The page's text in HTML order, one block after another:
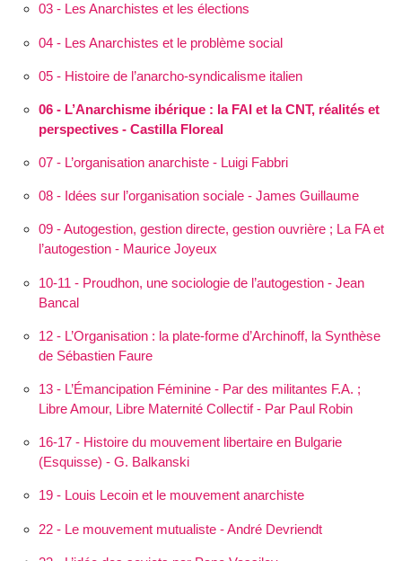
03 - Les Anarchistes et les élections
04 - Les Anarchistes et le problème social
05 - Histoire de l’anarcho-syndicalisme italien
06 - L’Anarchisme ibérique : la FAI et la CNT, réalités et
perspectives - Castilla Floreal
07 - L’organisation anarchiste - Luigi Fabbri
08 - Idées sur l’organisation sociale - James Guillaume
09 - Autogestion, gestion directe, gestion ouvrière ; La FA et
l’autogestion - Maurice Joyeux
10-11 - Proudhon, une sociologie de l’autogestion - Jean
Bancal
12 - L’Orga­nisation : la plate-forme d’Archinoff, la Synthèse
de Sébastien Faure
13 - L’Éman­cipation Féminine - Par des militantes F.A. ;
Libre Amour, Libre Maternité Collectif - Par Paul Robin
16-17 - Histoire du mouvement libertaire en Bulgarie
(Esquisse) - G. Balkanski
19 - Louis Lecoin et le mouvement anarchiste
22 - Le mouvement mutualiste - André Devriendt